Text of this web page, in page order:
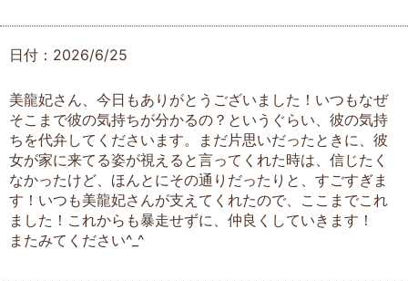
日付：2026/6/25
美龍妃さん、今日もありがとうございました！いつもなぜ
そこまで彼の気持ちが分かるの？というぐらい、彼の気持
ちを代弁してくださいます。まだ片思いだったときに、彼
女が家に来てる姿が視えると言ってくれた時は、信じたく
なかったけど、ほんとにその通りだったりと、すごすぎま
す！いつも美龍妃さんが支えてくれたので、ここまでこれ
ました！これからも暴走せずに、仲良くしていきます！
またみてください^_^